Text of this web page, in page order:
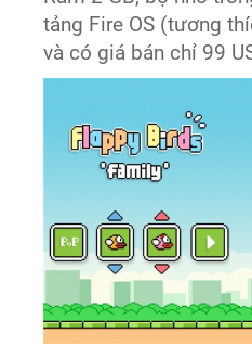
tảng Fire OS (tương
và có giá bán chỉ 99